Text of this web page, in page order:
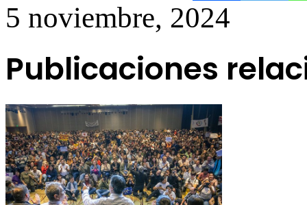
5 noviembre, 2024
Publicaciones